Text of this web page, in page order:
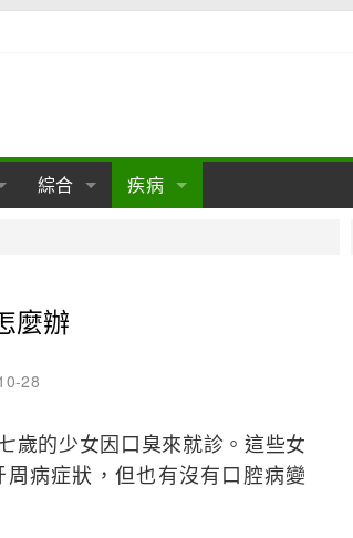
疾病
期 母嬰用品
老人護理
綜合
亞健康
疾病
內科
麼辦
28
的少女因口臭來就診。這些女
病症狀，但也有沒有口腔病變